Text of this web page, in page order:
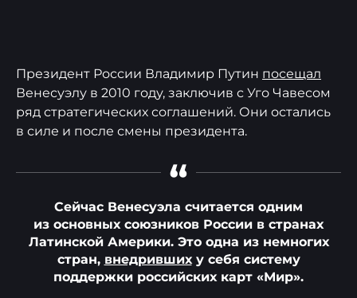
Президент России Владимир Путин посещал
Венесуэлу в 2010 году, заключив с Уго Чавесом
ряд стратегических соглашений. Они остались
в силе и после смены президента.
“
Сейчас Венесуэла считается одним
из основных союзников России в странах
Латинской Америки. Это одна из немногих
стран, внедрившиху себя систему
поддержки российских карт «Мир».